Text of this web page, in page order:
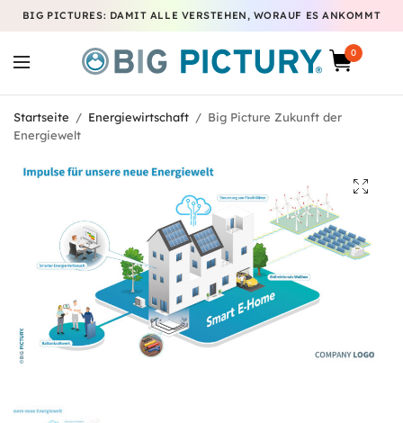
BIG PICTURES: DAMIT ALLE VERSTEHEN, WORAUF ES ANKOMMT
0
Startseite / Energiewirtschaft / Big Picture Zukunft der
Energiewelt